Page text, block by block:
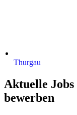
Thurgau
Aktuelle
bewerben